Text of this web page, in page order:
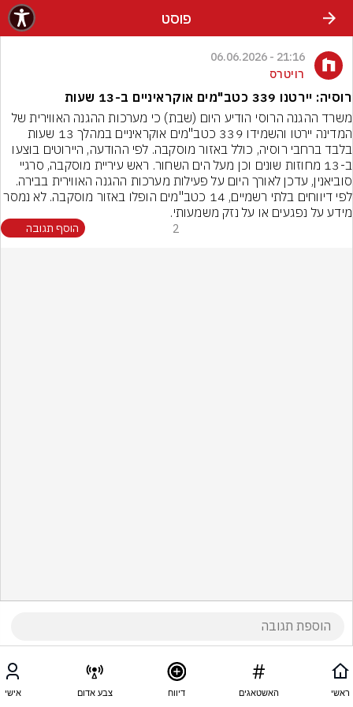
פוסט
21:16 - 06.06.2026
רויטרס
רוסיה: יירטנו 339 כטב"מים אוקראיניים ב-13 שעות
לפי דיווחים בלתי רשמיים, 14 כטב"מים הופלו באזור מוסקבה. לא נמסר
מידע על נפגעים או על נזק משמעותי.
2 הוסף תגובה
ראשי האשטאגים דיווח צבע אדום אישי